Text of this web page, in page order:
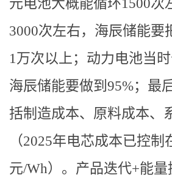
元电池大概能循环1500次
3000次左右，海辰储能
1万次以上；动力电池当
海辰储能要做到95%；最
括制造成本、原料成本、
（2025年电芯成本已控
元/Wh）。产品迭代+能